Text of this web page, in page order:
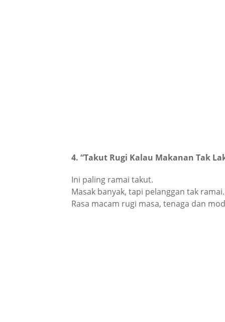
4. “Takut Rugi Kalau Makanan Tak
Ini paling ramai takut.
Masak banyak, tapi pelanggan tak
Rasa macam rugi masa, tenaga dan